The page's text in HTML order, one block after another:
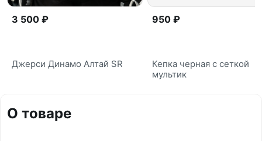
3 500 ₽
Джерси Динамо Алтай SR
950 ₽
Кепка черная с сеткой
мультик
О товаре